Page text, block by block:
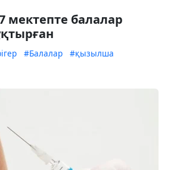
мектепте балалар
#Балалар #қызылша